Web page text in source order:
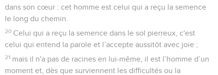
dans son cœur : cet homme est celui qui a reçu la semence
le long du chemin.
20 Celui qui a reçu la semence dans le sol pierreux, c'est
celui qui entend la parole et l’accepte aussitôt avec joie ;
21 mais il n'a pas de racines en lui-même, il est l’homme d’un
moment et, dès que surviennent les difficultés ou la